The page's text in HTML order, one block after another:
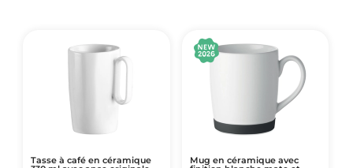
Tasse à café en céramique Mug en céramique avec